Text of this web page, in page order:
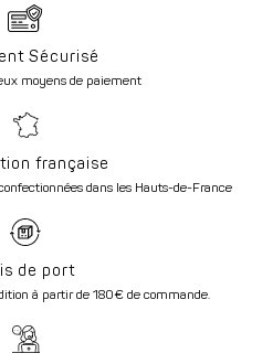
Sécurisé
moyens de paiement
française
dans les Hauts-de-France
de port
à partir de 180€ de commande.